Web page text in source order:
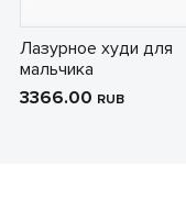
Лазурное худи для
мальчика
3366.00 RUB